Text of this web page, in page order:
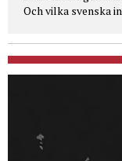
Och vilka svenska